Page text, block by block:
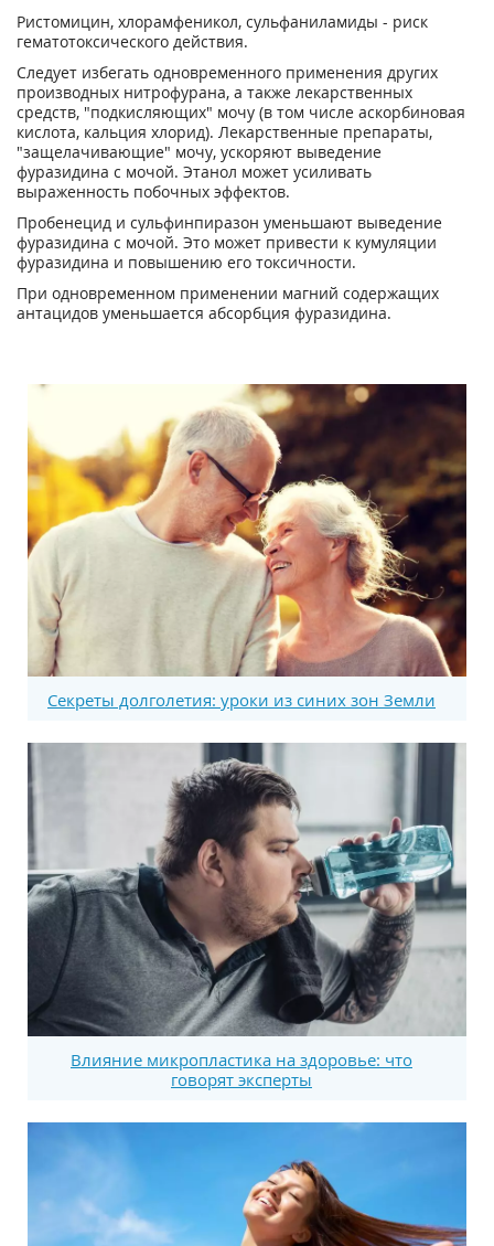
Ристомицин, хлорамфеникол, сульфаниламиды - риск
гематотоксического действия.
Следует избегать одновременного применения других
производных нитрофурана, а также лекарственных
средств, "подкисляющих" мочу (в том числе аскорбиновая
кислота, кальция хлорид). Лекарственные препараты,
"защелачивающие" мочу, ускоряют выведение
фуразидина с мочой. Этанол может усиливать
выраженность побочных эффектов.
Пробенецид и сульфинпиразон уменьшают выведение
фуразидина с мочой. Это может привести к кумуляции
фуразидина и повышению его токсичности.
При одновременном применении магний содержащих
антацидов уменьшается абсорбция фуразидина.
Секреты долголетия: уроки из синих зон Земли
Влияние микропластика на здоровье: что
говорят эксперты